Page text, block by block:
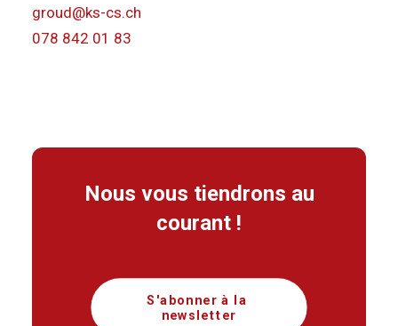
groud@ks-cs.ch
078 842 01 83
Nous vous tiendrons au
courant !
S'abonner à la
newsletter